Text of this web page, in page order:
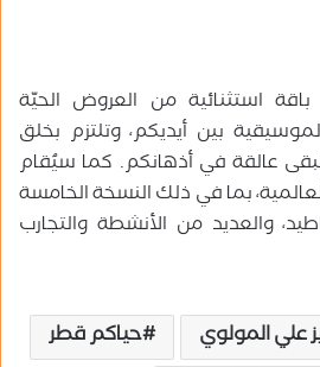
استثنائية من العروض الحيّة
بين أيديكم، وتلتزم بخلق
عالقة في أذهانكم. كما سيُقام
بما في ذلك النسخة الخامسة
والعديد من الأنشطة والتجارب
علي المولوي
حياكم قطر